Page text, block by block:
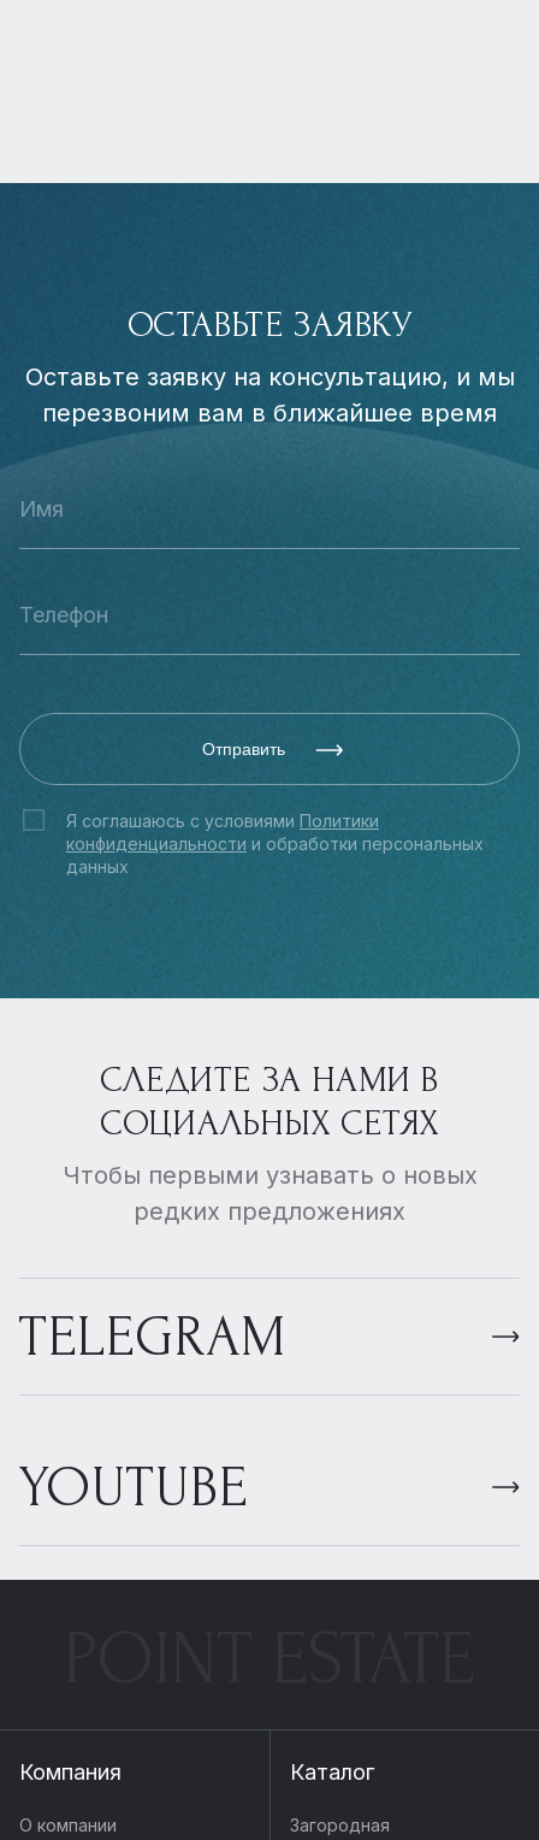
ОСТАВЬТЕ ЗАЯВКУ
Оставьте заявку на консультацию, и мы
перезвоним вам в ближайшее время
Отправить
Я соглашаюсь с условиями Политики
конфиденциальности и обработки персональных
данных
СЛЕДИТЕ ЗА НАМИ В
СОЦИАЛЬНЫХ СЕТЯХ
Чтобы первыми узнавать о новых
редких предложениях
TELEGRAM
YOUTUBE
Компания
О компании
Каталог
Загородная